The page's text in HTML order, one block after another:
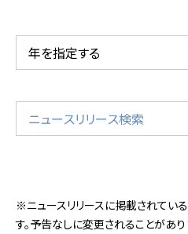
年を指定する
※ニュースリリースに掲載されてい
す。予告なしに変更されることがあ